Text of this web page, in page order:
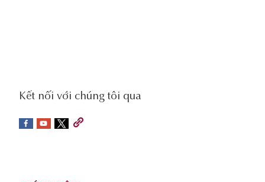
social-
sidebar
Kết nối với chúng tôi qua